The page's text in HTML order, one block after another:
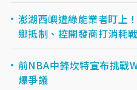
澎湖西嶼遭綠能業者盯上
鄉抵制、控開發商打消耗戰
前NBA中鋒坎特宣布挑
爆爭議